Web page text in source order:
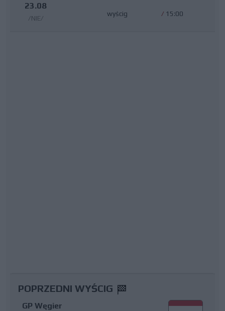
23.08
/NIE/
wyścig / 15:00
POPRZEDNI WYŚCIG
GP Węgier